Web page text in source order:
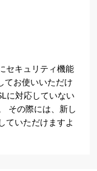
セキュリティ機能
てお使いいただけ
に対応していない
その際には、新し
ていただけますよ